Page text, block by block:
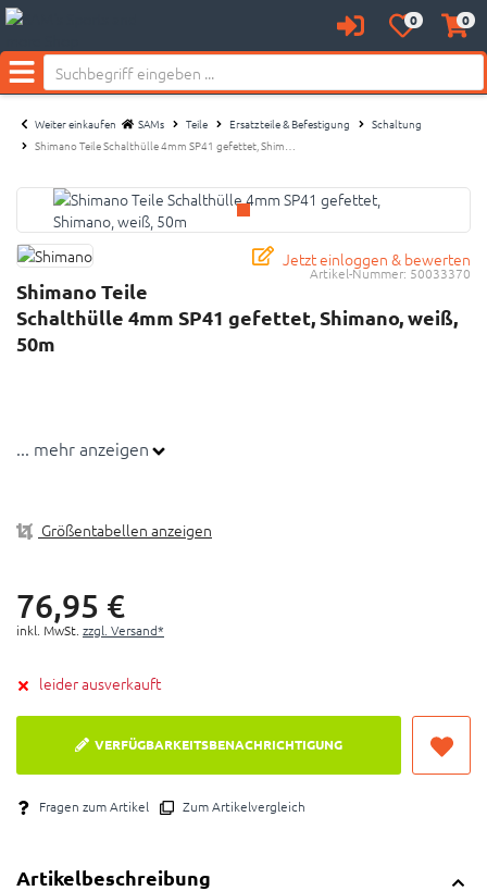
AnmeldenMerkzettel
aufklappen
0 0
Menü
Weiter einkaufen SAMs Teile Ersatzteile & Befestigung
Schaltung
Shimano Teile Schalthülle 4mm SP41 gefettet, Shim…
Jetzt einloggen & bewerten
Artikel-Nummer: 50033370
Shimano Teile
Schalthülle 4mm SP41 gefettet, Shimano, weiß,
50m
... mehr anzeigen
Größentabellen anzeigen
76,95 €
inkl. MwSt. zzgl. Versand*
leider ausverkauft
VERFÜGBARKEITSBENACHRICHTIGUNG
Fragen zum Artikel Zum Artikelvergleich
Artikelbeschreibung